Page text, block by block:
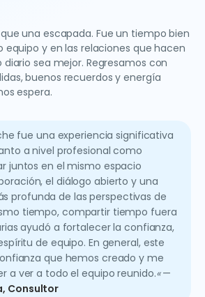
una escapada. Fue un tiempo bien
equipo y en las relaciones que hacen
sea mejor. Regresamos con
buenos recuerdos y energía
espera.
fue una experiencia significativa
a nivel profesional como
juntos en el mismo espacio
el diálogo abierto y una
profunda de las perspectivas de
tiempo, compartir tiempo fuera
ayudó a fortalecer la confianza,
de equipo. En general, este
que hemos creado y me
a ver a todo el equipo reunido.«—
Consultor